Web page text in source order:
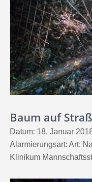
Baum auf
Datum: 18. Januar
Alarmierungsart: Art:
Klinikum